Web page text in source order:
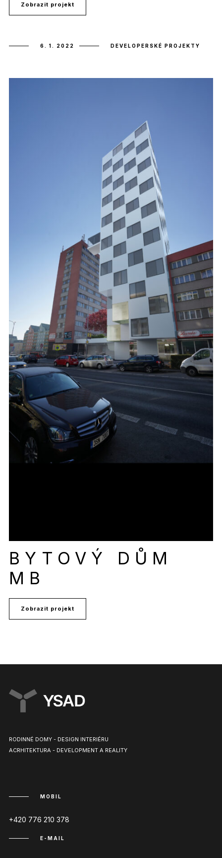
Zobrazit projekt
6. 1. 2022 DEVELOPERSKÉ PROJEKTY
BYTOVÝ DŮM
MB
Zobrazit projekt
RODINNÉ DOMY - DESIGN INTERIÉRU
ACRHITEKTURA - DEVELOPMENT A REALITY
MOBIL
+420 776 210 378
E-MAIL